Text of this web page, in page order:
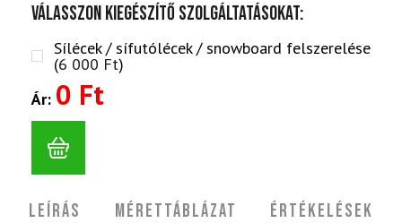
Válasszon kiegészítő szolgáltatásokat:
Sílécek / sífutólécek / snowboard felszerelése
(6 000 Ft)
Ár: 0 Ft
Leírás Mérettáblázat
Értékelések